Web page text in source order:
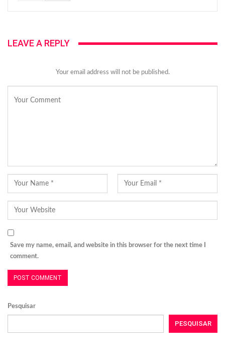
LEAVE A REPLY
Your email address will not be published.
Save my name, email, and website in this browser for the next time I
comment.
Pesquisar
PESQUISAR